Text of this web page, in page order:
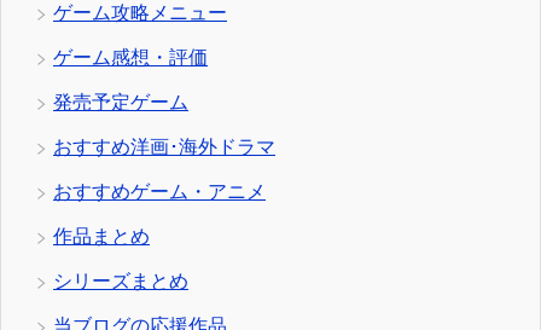
ゲーム攻略メニュー
ゲーム感想・評価
発売予定ゲーム
おすすめ洋画･海外ドラマ
おすすめゲーム・アニメ
作品まとめ
シリーズまとめ
当ブログの応援作品